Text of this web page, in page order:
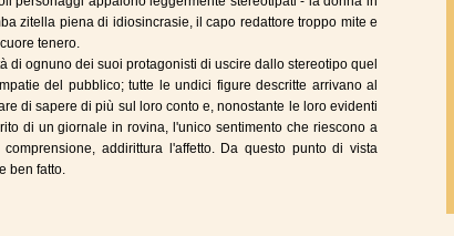
zitella piena di idiosincrasie, il capo redattore troppo mite e
tenero.
di ognuno dei suoi protagonisti di uscire dallo stereotipo quel
del pubblico; tutte le undici figure descritte arrivano al
di sapere di più sul loro conto e, nonostante le loro evidenti
di un giornale in rovina, l'unico sentimento che riescono a
addirittura l'affetto. Da questo punto di vista
ben fatto.